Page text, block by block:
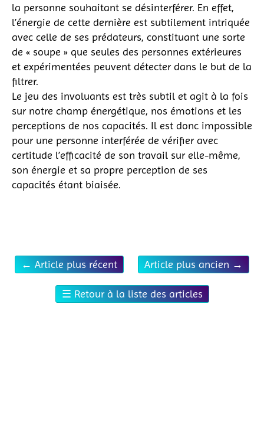
la personne souhaitant se désinterférer. En effet,
l’énergie de cette dernière est subtilement intriquée
avec celle de ses prédateurs, constituant une sorte
de « soupe » que seules des personnes extérieures
et expérimentées peuvent détecter dans le but de la
filtrer.
Le jeu des involuants est très subtil et agit à la fois
sur notre champ énergétique, nos émotions et les
perceptions de nos capacités. Il est donc impossible
pour une personne interférée de vérifier avec
certitude l’efficacité de son travail sur elle-même,
son énergie et sa propre perception de ses
capacités étant biaisée.
← Article plus récent Article plus ancien →
☰ Retour à la liste des articles